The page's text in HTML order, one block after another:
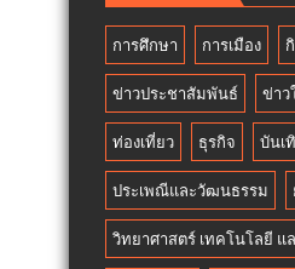
การศึกษา การเมือง
ข่าวประชาสัมพันธ์ ข่าว
ท่องเที่ยว ธุรกิจ บันเ
ประเพณีและวัฒนธรรม
วิทยาศาสตร์ เทคโนโลยี แ